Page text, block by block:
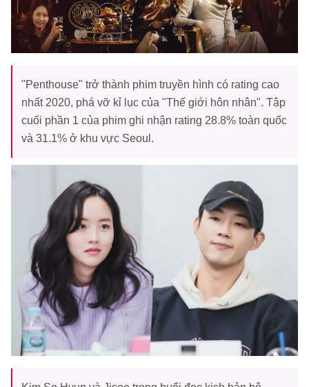
"Penthouse" trở thành phim truyền hình có rating cao
nhất 2020, phá vỡ kỉ lục của "Thế giới hôn nhân". Tập
cuối phần 1 của phim ghi nhận rating 28.8% toàn quốc
và 31.1% ở khu vực Seoul.